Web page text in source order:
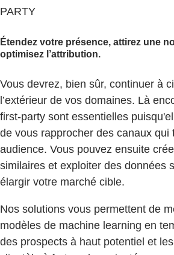
PARTY
Étendez votre présence, attirez une
optimisez l’attribution.
Vous devrez, bien sûr, continuer à
l’extérieur de vos domaines. Là
first-party sont essentielles
de vous rapprocher des canaux qui
audience. Vous pouvez ensuite
similaires et exploiter des données
élargir votre marché cible.
Nos solutions vous permettent de
modèles de machine learning en
des prospects à haut potentiel et